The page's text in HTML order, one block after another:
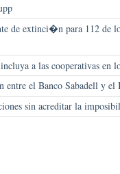
de extinci�n para 112 de
a las cooperativas en
el Banco Sabadell y el
sin acreditar la